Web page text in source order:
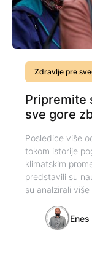
Zdravlje pre
Pripremite
sve gore
Posledice više
tokom istorije
klimatskim
predstavili su
su analzirali